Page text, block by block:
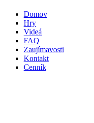
Domov
Hry
Videá
FAQ
Zaujímavosti
Kontakt
Cenník